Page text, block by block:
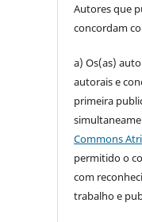
Autores que
concordam
a) Os(as)
autorais e
primeira
Commons
permitido o
com
trabalho e